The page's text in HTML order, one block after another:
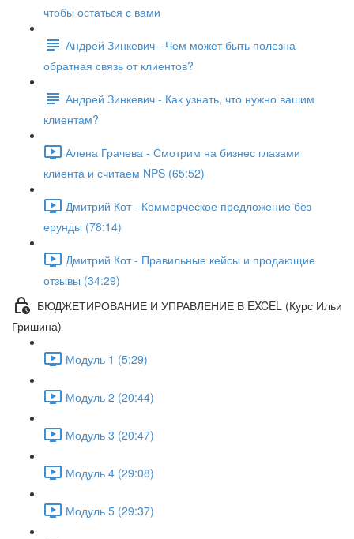
чтобы остаться с вами
Андрей Зинкевич - Чем может быть полезна
обратная связь от клиентов?
Андрей Зинкевич - Как узнать, что нужно вашим
клиентам?
Алена Грачева - Смотрим на бизнес глазами
клиента и считаем NPS (65:52)
Дмитрий Кот - Коммерческое предложение без
ерунды (78:14)
Дмитрий Кот - Правильные кейсы и продающие
отзывы (34:29)
БЮДЖЕТИРОВАНИЕ И УПРАВЛЕНИЕ В EXCEL (Курс Ильи
Гришина)
Модуль 1 (5:29)
Модуль 2 (20:44)
Модуль 3 (20:47)
Модуль 4 (29:08)
Модуль 5 (29:37)